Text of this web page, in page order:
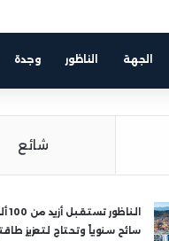
الجهة الناظور وجدة
شائع
الناظور
سائح سنوياً وتحتاج لتعزيز